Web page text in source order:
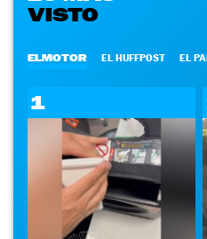
VISTO
ELMOTOR EL HUFFPOST EL
1